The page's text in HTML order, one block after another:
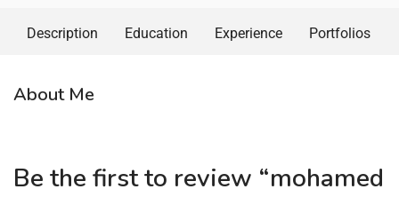
Description Education Experience Portfolios
About Me
Be the first to review “mohamed